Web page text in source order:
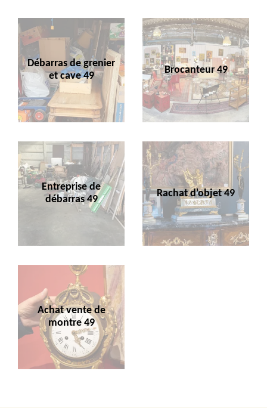
Débarras de grenier
et cave 49
Brocanteur 49
Entreprise de
débarras 49
Rachat d'objet 49
Achat vente de
montre 49